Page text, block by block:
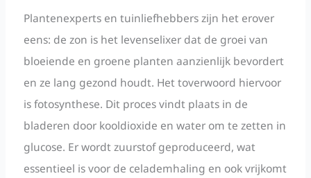
Plantenexperts en tuinliefhebbers zijn het erover
eens: de zon is het levenselixer dat de groei van
bloeiende en groene planten aanzienlijk bevordert
en ze lang gezond houdt. Het toverwoord hiervoor
is fotosynthese. Dit proces vindt plaats in de
bladeren door kooldioxide en water om te zetten in
glucose. Er wordt zuurstof geproduceerd, wat
essentieel is voor de celademhaling en ook vrijkomt